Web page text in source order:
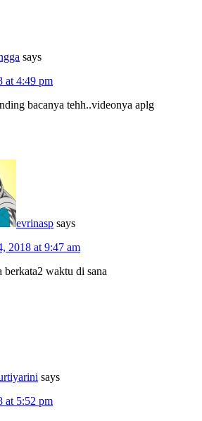
says
at 4:49 pm
bacanya tehh..videonya aplg
evrinasp says
2018 at 9:47 am
berkata2 waktu di sana
says
at 5:52 pm